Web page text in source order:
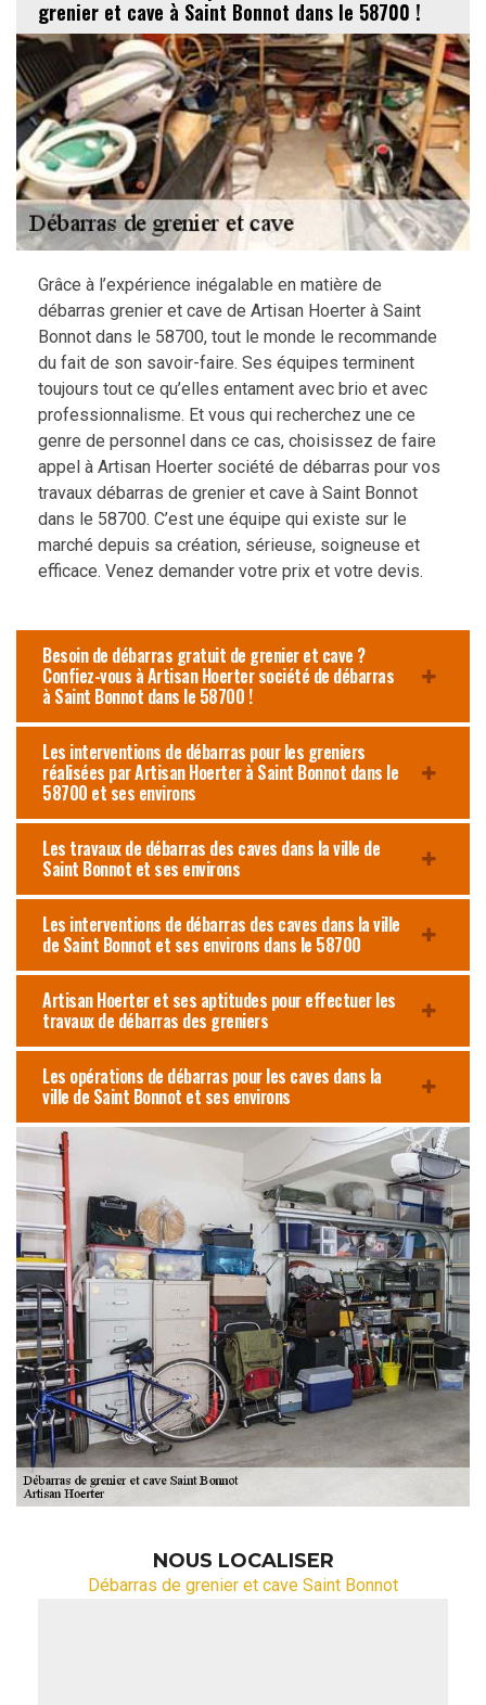
grenier et cave à Saint Bonnot dans le 58700 !
Grâce à l’expérience inégalable en matière de
débarras grenier et cave de Artisan Hoerter à Saint
Bonnot dans le 58700, tout le monde le recommande
du fait de son savoir-faire. Ses équipes terminent
toujours tout ce qu’elles entament avec brio et avec
professionnalisme. Et vous qui recherchez une ce
genre de personnel dans ce cas, choisissez de faire
appel à Artisan Hoerter société de débarras pour vos
travaux débarras de grenier et cave à Saint Bonnot
dans le 58700. C’est une équipe qui existe sur le
marché depuis sa création, sérieuse, soigneuse et
efficace. Venez demander votre prix et votre devis.
Besoin de débarras gratuit de grenier et cave ?
Confiez-vous à Artisan Hoerter société de débarras
à Saint Bonnot dans le 58700 !
Les interventions de débarras pour les greniers
réalisées par Artisan Hoerter à Saint Bonnot dans le
58700 et ses environs
Les travaux de débarras des caves dans la ville de
Saint Bonnot et ses environs
Les interventions de débarras des caves dans la ville
de Saint Bonnot et ses environs dans le 58700
Artisan Hoerter et ses aptitudes pour effectuer les
travaux de débarras des greniers
Les opérations de débarras pour les caves dans la
ville de Saint Bonnot et ses environs
NOUS LOCALISER
Débarras de grenier et cave Saint Bonnot